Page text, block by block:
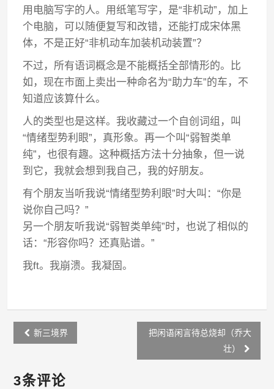
用电脑写字的人。用纸笔写字，是“非机动”，加上
个电脑，可以随便复写和改错，还能打成宋体黑
体，不是正好“非机动车加装机动装置”？
不过，所有语词概念是不能概括全部情形的。比
如，现在市面上卖出一种命名为“助力车”的车，不
知道应该算什么。
人的类型也是这样。我收藏过一个自创词组，叫
“情绪型势利眼”，真形象。再一个叫“弱智类单
纯”，也很有趣。这种概括方法十分抽象，但一说
到它，我就会想到我自己，我的好朋友。
有个朋友当听我说“情绪型势利眼”时大叫：“你是
说你自己吗？”
另一个朋友听我说“弱智类单纯”时，也说了相似的
话：“形容你吗？还真贴谱。”
我ft。我崩溃。我凝固。
Post
navigation
新三境界
把闲语闲言待总烧却（乔大
壮）
3条评论